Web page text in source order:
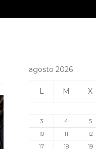
agosto 2026
L M X
3
4 5
10
11 12
17
18 19